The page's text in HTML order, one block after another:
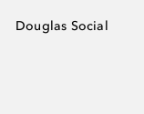
Douglas Social